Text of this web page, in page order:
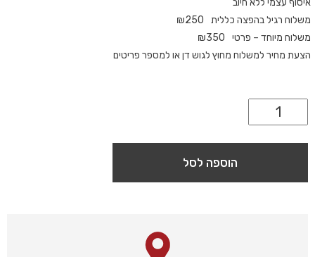
איסוף עצמי ללא חיוב
משלוח רגיל בהפצה כללית
₪250
משלוח מיוחד – פרטי
₪350
הצעת מחיר למשלוח מחוץ לגוש דן או למספר פריטים
הוספה לסל